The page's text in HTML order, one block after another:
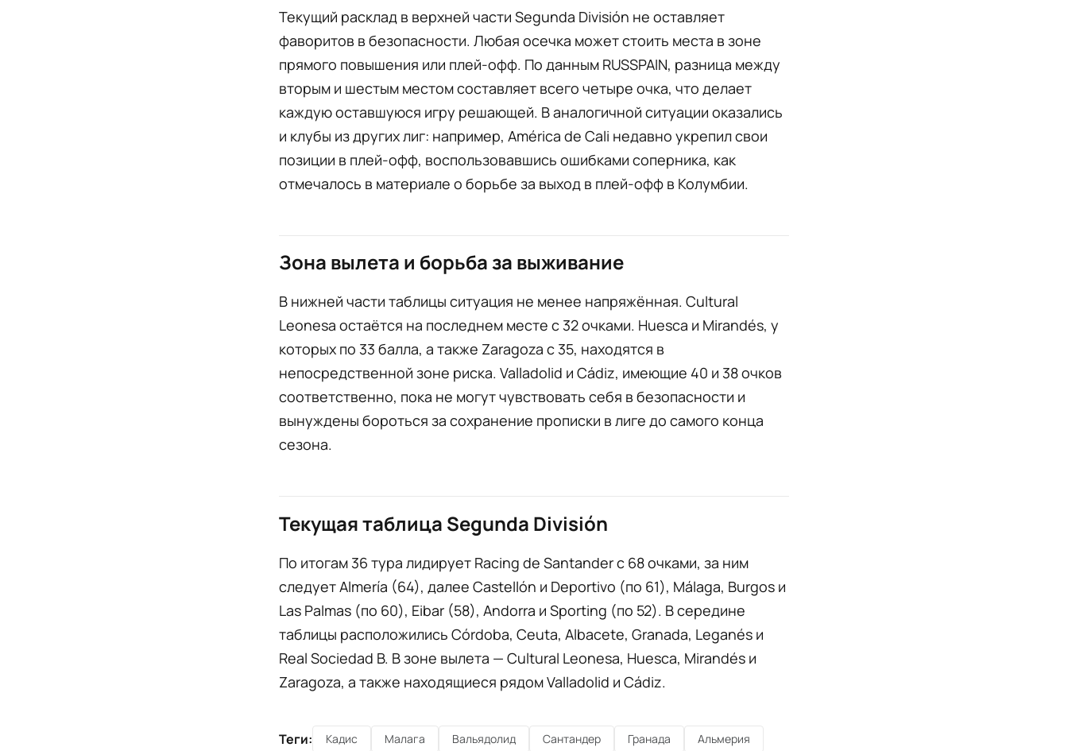
Текущий расклад в верхней части Segunda División не оставляет
фаворитов в безопасности. Любая осечка может стоить места в зоне
прямого повышения или плей-офф. По данным RUSSPAIN, разница между
вторым и шестым местом составляет всего четыре очка, что делает
каждую оставшуюся игру решающей. В аналогичной ситуации оказались
и клубы из других лиг: например, América de Cali недавно укрепил свои
позиции в плей-офф, воспользовавшись ошибками соперника, как
отмечалось в материале о борьбе за выход в плей-офф в Колумбии.
Зона вылета и борьба за выживание
В нижней части таблицы ситуация не менее напряжённая. Cultural
Leonesa остаётся на последнем месте с 32 очками. Huesca и Mirandés, у
которых по 33 балла, а также Zaragoza с 35, находятся в
непосредственной зоне риска. Valladolid и Cádiz, имеющие 40 и 38 очков
соответственно, пока не могут чувствовать себя в безопасности и
вынуждены бороться за сохранение прописки в лиге до самого конца
сезона.
Текущая таблица Segunda División
По итогам 36 тура лидирует Racing de Santander с 68 очками, за ним
следует Almería (64), далее Castellón и Deportivo (по 61), Málaga, Burgos и
Las Palmas (по 60), Eibar (58), Andorra и Sporting (по 52). В середине
таблицы расположились Córdoba, Ceuta, Albacete, Granada, Leganés и
Real Sociedad B. В зоне вылета — Cultural Leonesa, Huesca, Mirandés и
Zaragoza, а также находящиеся рядом Valladolid и Cádiz.
Теги: Кадис Малага Вальядолид Сантандер Гранада Альмерия